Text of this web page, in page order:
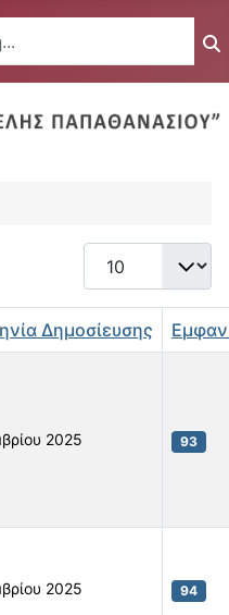
Εμφάνιση #
Δημοσίευσης
2025 93
2025 94